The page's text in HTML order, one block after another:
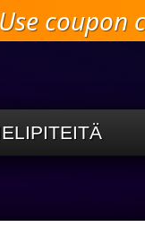
Siirry
pääsisältöön
Use coupon